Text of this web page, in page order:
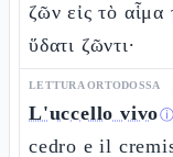
ζῶν εἰς τὸ αἷμα
ὕδατι ζῶντι·
LETTURA ORTODOSSA
L'uccello vivoⓘ
cedro e il